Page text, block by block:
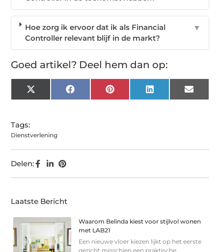
Hoe zorg ik ervoor dat ik als Financial
Controller relevant blijf in de markt?
▼
Goed artikel? Deel hem dan op:
X
(Twitter)
FacebookPinterest LinkedIn Email
Tags:
Dienstverlening
Delen:
Laatste Bericht
Waarom Belinda kiest voor stijlvol wonen
met LAB21
Een nieuwe vloer kiezen lijkt op het eerste
gezicht misschien een praktische